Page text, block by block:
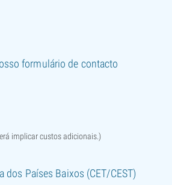
formulário de contacto
implicar custos adicionais.)
Países Baixos (CET/CEST)